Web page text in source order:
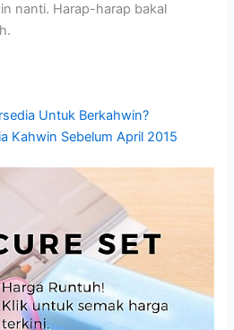
nanti. Harap-harap bakal
Untuk Berkahwin?
Kahwin Sebelum April 2015